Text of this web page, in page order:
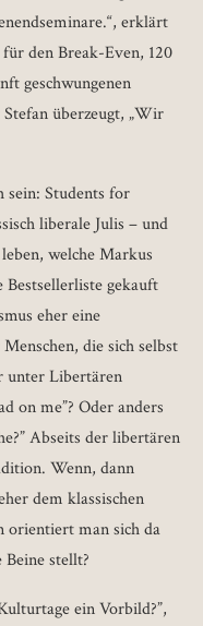
erklärt
den Break-Even, 120
geschwungenen
überzeugt, „Wir
sein: Students for
liberale Julis – und
welche Markus
Bestsellerliste gekauft
eher eine
die sich selbst
unter Libertären
on me”? Oder anders
Abseits der libertären
Wenn, dann
dem klassischen
orientiert man sich da
stellt?
ein Vorbild?”,